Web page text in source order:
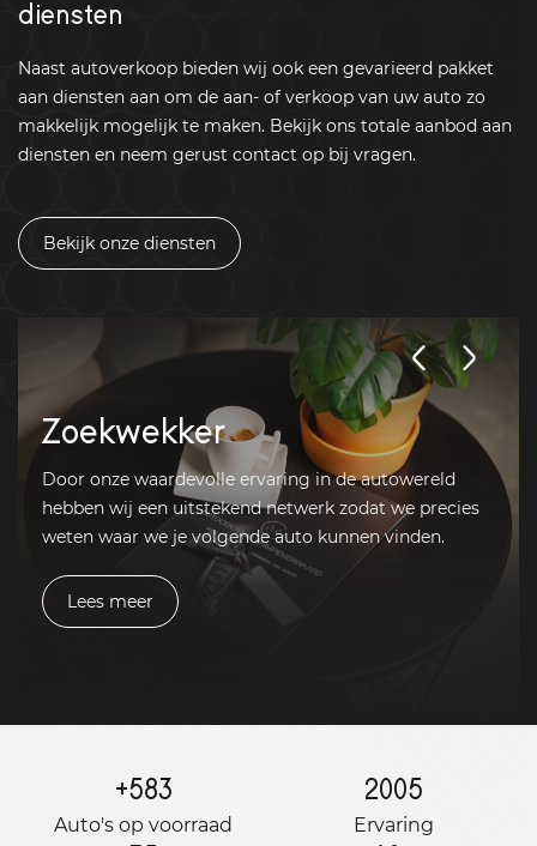
diensten
Naast autoverkoop bieden wij ook een gevarieerd pakket
aan diensten aan om de aan- of verkoop van uw auto zo
makkelijk mogelijk te maken. Bekijk ons totale aanbod aan
diensten en neem gerust contact op bij vragen.
Bekijk onze diensten
Zoekwekker
Door onze waardevolle ervaring in de autowereld
hebben wij een uitstekend netwerk zodat we precies
weten waar we je volgende auto kunnen vinden.
Lees meer
+583
Auto's op voorraad
2005
Ervaring